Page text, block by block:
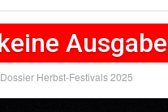
Ausgabe
Dossier Herbst-Festivals 2025